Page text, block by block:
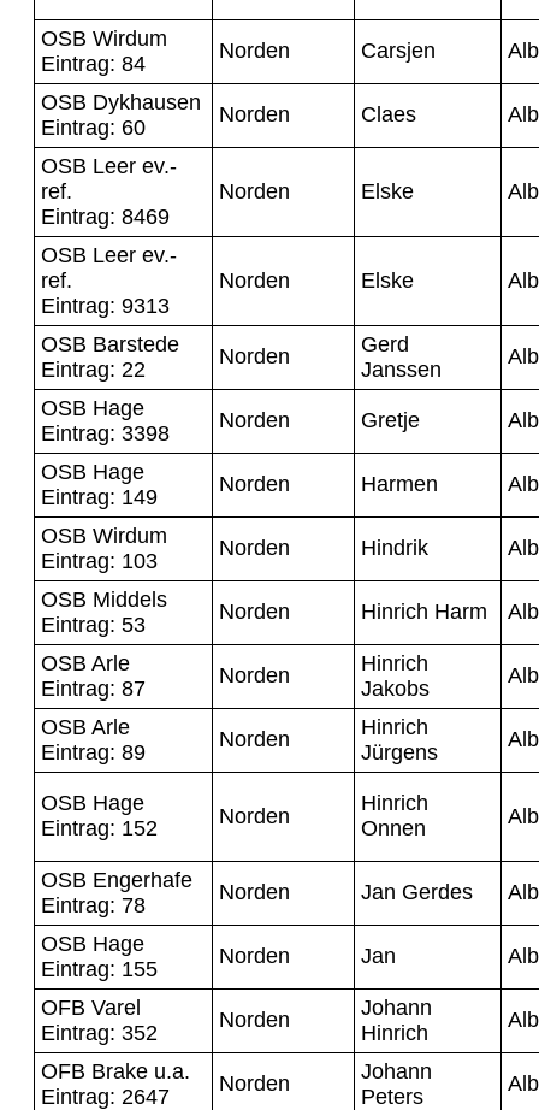
OSB Wirdum
Eintrag: 84
Norden Carsjen
OSB Dykhausen
Eintrag: 60
Norden Claes
OSB Leer ev.-
ref.
Eintrag: 8469
Norden Elske
OSB Leer ev.-
ref.
Eintrag: 9313
Norden Elske
OSB Barstede
Eintrag: 22
Norden
Gerd
Janssen
OSB Hage
Eintrag: 3398
Norden Gretje
OSB Hage
Eintrag: 149
Norden Harmen
OSB Wirdum
Eintrag: 103
Norden Hindrik
OSB Middels
Eintrag: 53
Norden Hinrich Harm
OSB Arle
Eintrag: 87
Norden
Hinrich
Jakobs
OSB Arle
Eintrag: 89
Norden
Hinrich
Jürgens
OSB Hage
Eintrag: 152
Norden
Hinrich
Onnen
OSB Engerhafe
Eintrag: 78
Norden Jan Gerdes
OSB Hage
Eintrag: 155
Norden Jan
OFB Varel
Eintrag: 352
Norden
Johann
Hinrich
OFB Brake u.a.
Eintrag: 2647
Norden
Johann
Peters